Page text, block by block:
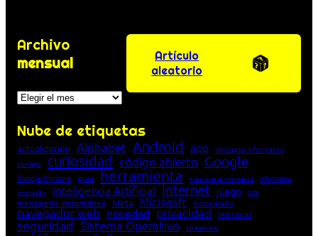
Archivo
mensual
Archivos
Artículo
aleatorio
Nube de etiquetas
actualización Alphabet Android app concepto informático
consejo
curiosidad código abierto Google
Google Chrome guía herramienta historia de la Informática Informática
innovación Inteligencia Artificial Internet juego lista
mensajería instantánea Meta Microsoft Mozilla Firefox
navegador web novedad privacidad red social
seguridad Sistema Operativo streaming